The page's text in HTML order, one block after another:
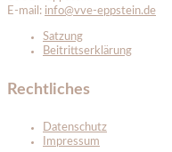
E-mail: info@vve-eppstein.de
Satzung
Beitrittserklärung
Rechtliches
Datenschutz
Impressum